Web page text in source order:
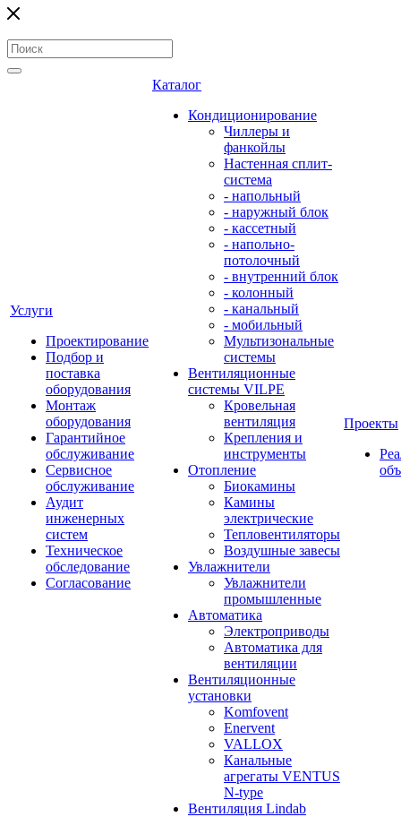
Услуги
Проектирование
Подбор и
поставка
оборудования
Монтаж
оборудования
Гарантийное
обслуживание
Сервисное
обслуживание
Аудит
инженерных
систем
Техническое
обследование
Согласование
Каталог
Кондиционирование
Чиллеры и
фанкойлы
Настенная сплит-
система
- напольный
- наружный блок
- кассетный
- напольно-
потолочный
- внутренний блок
- колонный
- канальный
- мобильный
Мультизональные
системы
Вентиляционные
системы VILPE
Кровельная
вентиляция
Крепления и
инструменты
Отопление
Биокамины
Камины
электрические
Тепловентиляторы
Воздушные завесы
Увлажнители
Увлажнители
промышленные
Автоматика
Электроприводы
Автоматика для
вентиляции
Вентиляционные
установки
Komfovent
Enervent
VALLOX
Канальные
агрегаты VENTUS
N-type
Вентиляция Lindab
Проекты